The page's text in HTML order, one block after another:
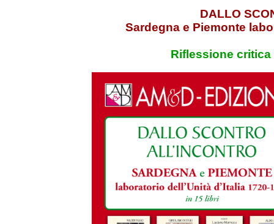
DALLO
Sardegna e Piemonte
Riflessione